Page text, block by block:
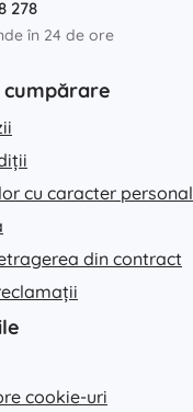
278
în 24 de ore
cu caracter personal
din contract
cookie-uri